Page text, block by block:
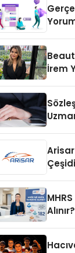
İrem
Alınır?